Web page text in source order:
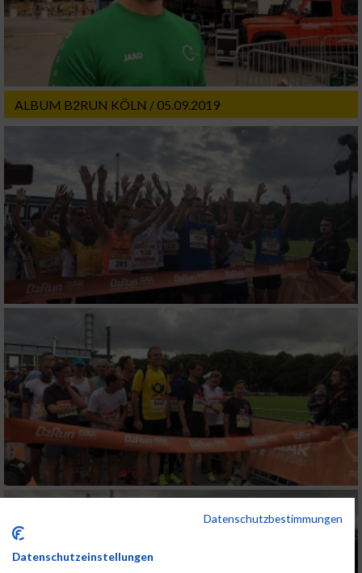
ALBUM B2RUN KÖLN / 05.09.2019
Datenschutzbestimmungen
Datenschutzeinstellungen